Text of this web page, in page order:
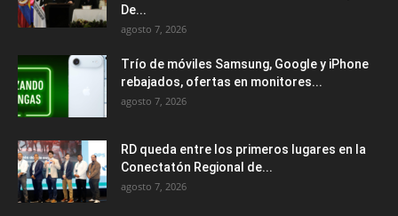
De...
agosto 7, 2026
Trío de móviles Samsung, Google y iPhone
rebajados, ofertas en monitores...
agosto 7, 2026
RD queda entre los primeros lugares en la
Conectatón Regional de...
agosto 7, 2026